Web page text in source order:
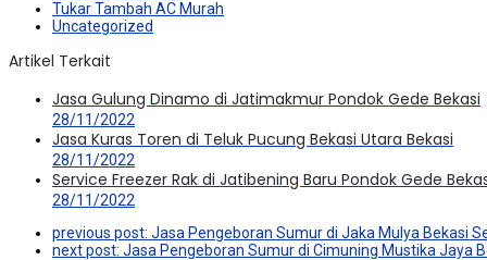
Tukar Tambah AC Murah
Uncategorized
Artikel Terkait
Jasa Gulung Dinamo di Jatimakmur Pondok Gede Bekasi
28/11/2022
Jasa Kuras Toren di Teluk Pucung Bekasi Utara Bekasi
28/11/2022
Service Freezer Rak di Jatibening Baru Pondok Gede
28/11/2022
previous post: Jasa Pengeboran Sumur di Jaka Mulya Bekasi
next post: Jasa Pengeboran Sumur di Cimuning Mustika Jaya